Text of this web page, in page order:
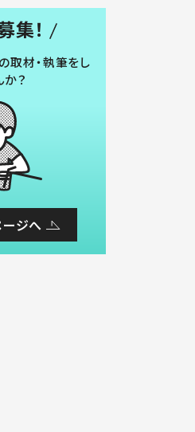
集！
取材・執筆をし
？
ジへ